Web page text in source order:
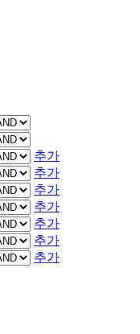
추가
추가
추가
추가
추가
추가
추가